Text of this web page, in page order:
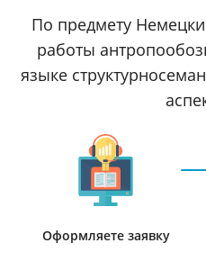
По предмету
работы
языке
Оформляете заявку